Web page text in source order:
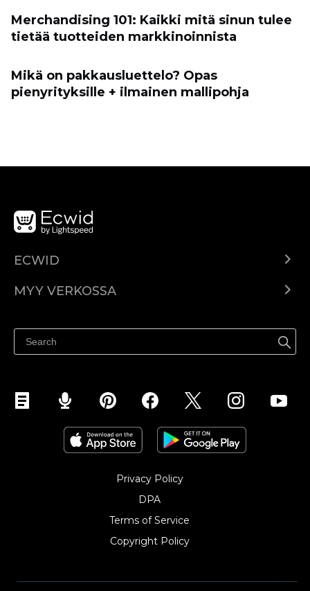
Merchandising 101: Kaikki mitä sinun tulee
tietää tuotteiden markkinoinnista
Mikä on pakkausluettelo? Opas
pienyrityksille + ilmainen mallipohja
ECWID
Hinnoittelu
MYY VERKOSSA
Myy Facebookissa
Myy Instagramissa
Privacy Policy
DPA
Terms of Service
Copyright Policy‎